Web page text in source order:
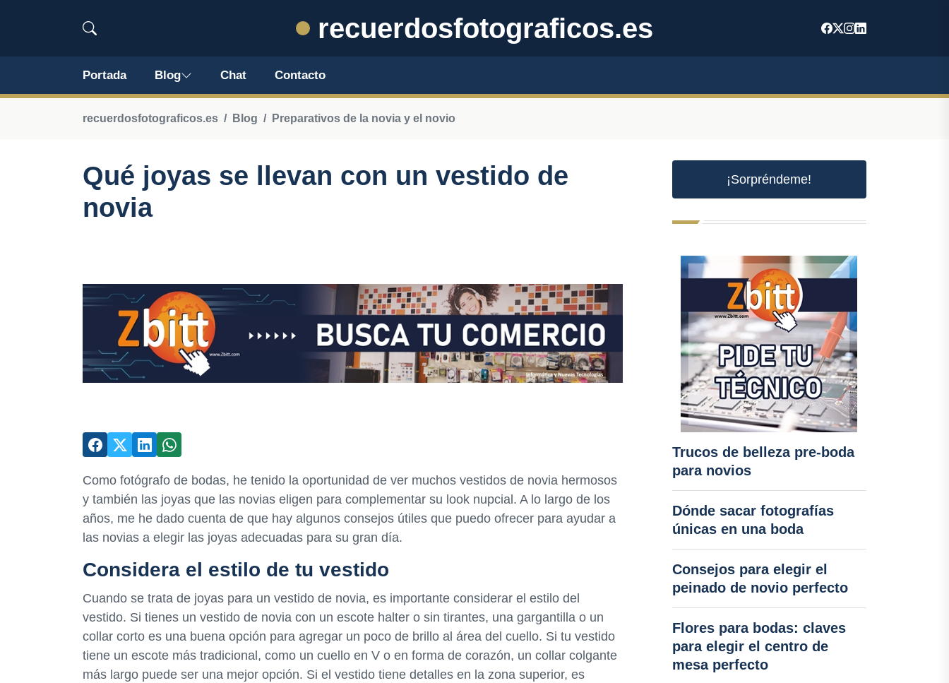
recuerdosfotograficos.es
Portada Blog Chat Contacto
recuerdosfotograficos.es Blog Preparativos de la novia y el novio
Qué joyas se llevan con un vestido de
novia
Como fotógrafo de bodas, he tenido la oportunidad de ver muchos vestidos de novia hermosos
y también las joyas que las novias eligen para complementar su look nupcial. A lo largo de los
años, me he dado cuenta de que hay algunos consejos útiles que puedo ofrecer para ayudar a
las novias a elegir las joyas adecuadas para su gran día.
Considera el estilo de tu vestido
Cuando se trata de joyas para un vestido de novia, es importante considerar el estilo del
vestido. Si tienes un vestido de novia con un escote halter o sin tirantes, una gargantilla o un
collar corto es una buena opción para agregar un poco de brillo al área del cuello. Si tu vestido
tiene un escote más tradicional, como un cuello en V o en forma de corazón, un collar colgante
más largo puede ser una mejor opción. Si el vestido tiene detalles en la zona superior, es
¡Sorpréndeme!
Trucos de belleza pre-boda
para novios
Dónde sacar fotografías
únicas en una boda
Consejos para elegir el
peinado de novio perfecto
Flores para bodas: claves
para elegir el centro de
mesa perfecto